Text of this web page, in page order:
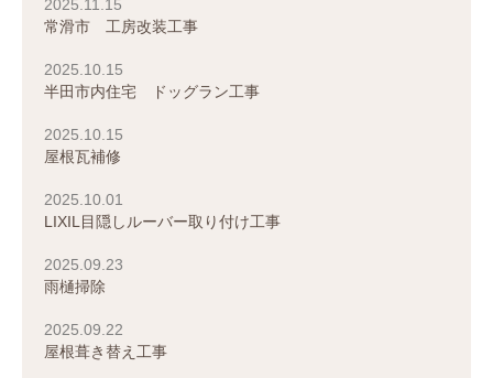
2025.11.15
常滑市 工房改装工事
2025.10.15
半田市内住宅 ドッグラン工事
2025.10.15
屋根瓦補修
2025.10.01
LIXIL目隠しルーバー取り付け工事
2025.09.23
雨樋掃除
2025.09.22
屋根葺き替え工事